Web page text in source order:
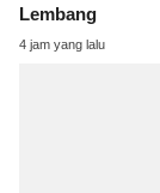
Lembang
4 jam yang lalu